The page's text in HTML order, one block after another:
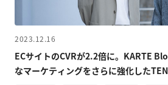
2023.12.16
ECサイトのCVRが2.2倍に。KARTE
なマーケティングをさらに強化した